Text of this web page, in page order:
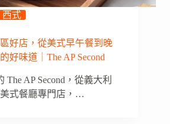
西式
好店，從美式早午餐到晚
好味道｜The AP Second
The AP Second，從義大利
式餐廳專門店，…